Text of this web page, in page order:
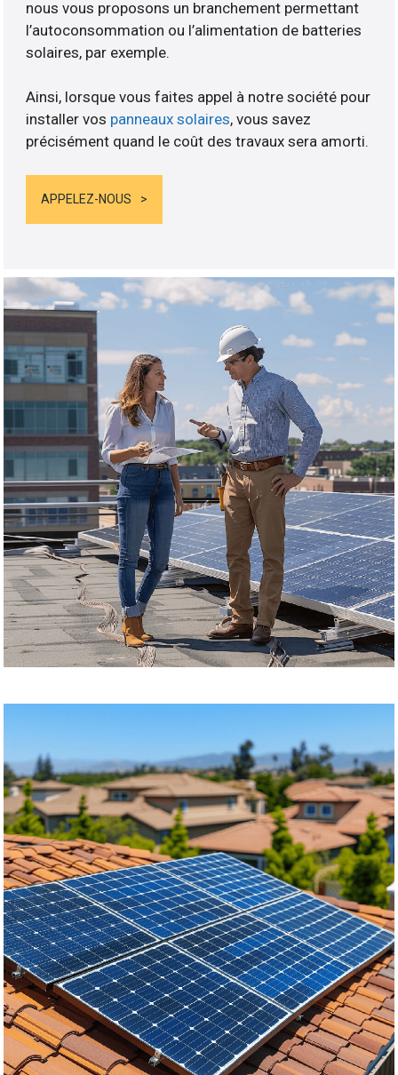
nous vous proposons un branchement permettant
l’autoconsommation ou l’alimentation de batteries
solaires, par exemple.
Ainsi, lorsque vous faites appel à notre société pour
installer vos panneaux solaires, vous savez
précisément quand le coût des travaux sera amorti.
APPELEZ-NOUS